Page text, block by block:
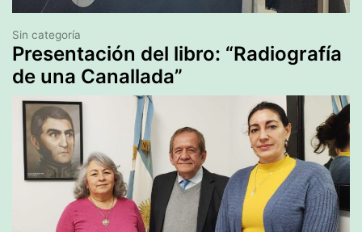
Presentación del libro: “Radiografía
de una Canallada”
Sin categoría